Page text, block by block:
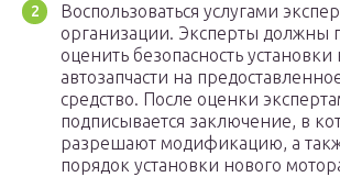
Воспользоваться услугами
организации. Эксперты должны
оценить безопасность установки
автозапчасти на
средство. После оценки
подписывается заключение, в
разрешают модификацию, а
порядок установки нового